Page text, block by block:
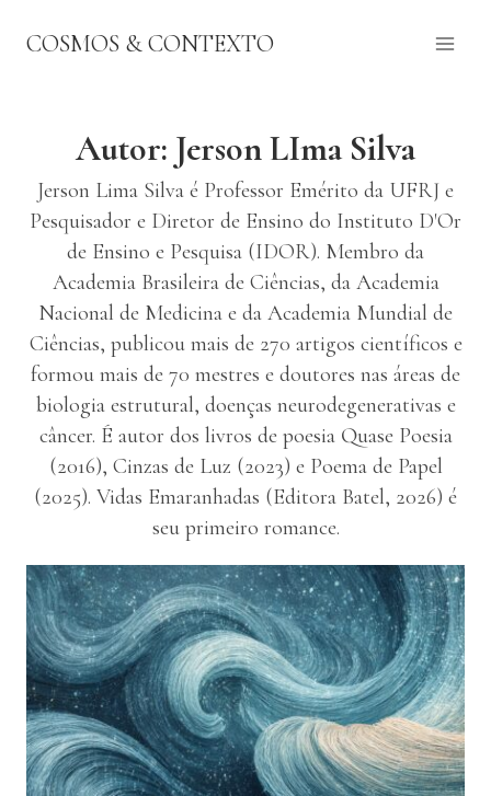
paraCOSMOS & CONTEXTO
Autor: Jerson LIma Silva
Jerson Lima Silva é Professor Emérito da UFRJ e
Pesquisador e Diretor de Ensino do Instituto D'Or
de Ensino e Pesquisa (IDOR). Membro da
Academia Brasileira de Ciências, da Academia
Nacional de Medicina e da Academia Mundial de
Ciências, publicou mais de 270 artigos científicos e
formou mais de 70 mestres e doutores nas áreas de
biologia estrutural, doenças neurodegenerativas e
câncer. É autor dos livros de poesia Quase Poesia
(2016), Cinzas de Luz (2023) e Poema de Papel
(2025). Vidas Emaranhadas (Editora Batel, 2026) é
seu primeiro romance.